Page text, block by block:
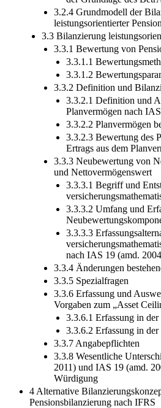
3.2.4 Grundmodell der
leistungsorientierter
3.3 Bilanzierung
3.3.1 Bewertung von
3.3.1.1
3.3.1.2
3.3.2 Definition und
3.3.2.1 Definition und
Planvermögen nach IAS
3.3.2.2 Planvermögen
3.3.2.3 Bewertung des
Ertrags aus dem
3.3.3 Neubewertung von
und Nettovermögenswert
3.3.3.1 Begriff und
3.3.3.2 Umfang und
3.3.3.3
nach IAS 19 (amd.
3.3.4 Änderungen
3.3.5 Spezialfragen
3.3.6 Erfassung und
Vorgaben zum „Asset
3.3.6.1 Erfassung in
3.3.6.2 Erfassung in
3.3.7 Angabepflichten
3.3.8 Wesentliche
2011) und IAS 19 (amd.
Würdigung
4 Alternative
Pensionsbilanzierung nach IFRS